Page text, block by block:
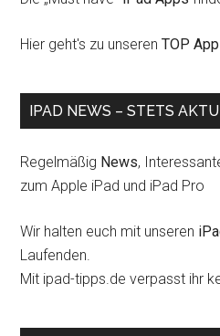
Hier geht's zu unserenTOP
IPAD NEWS – STETS
Regelmäßig News,
zum Apple iPad und iPad Pro
Wir halten euch mit unseren
Laufenden.
Mit ipad-tipps.de verpasst ihr